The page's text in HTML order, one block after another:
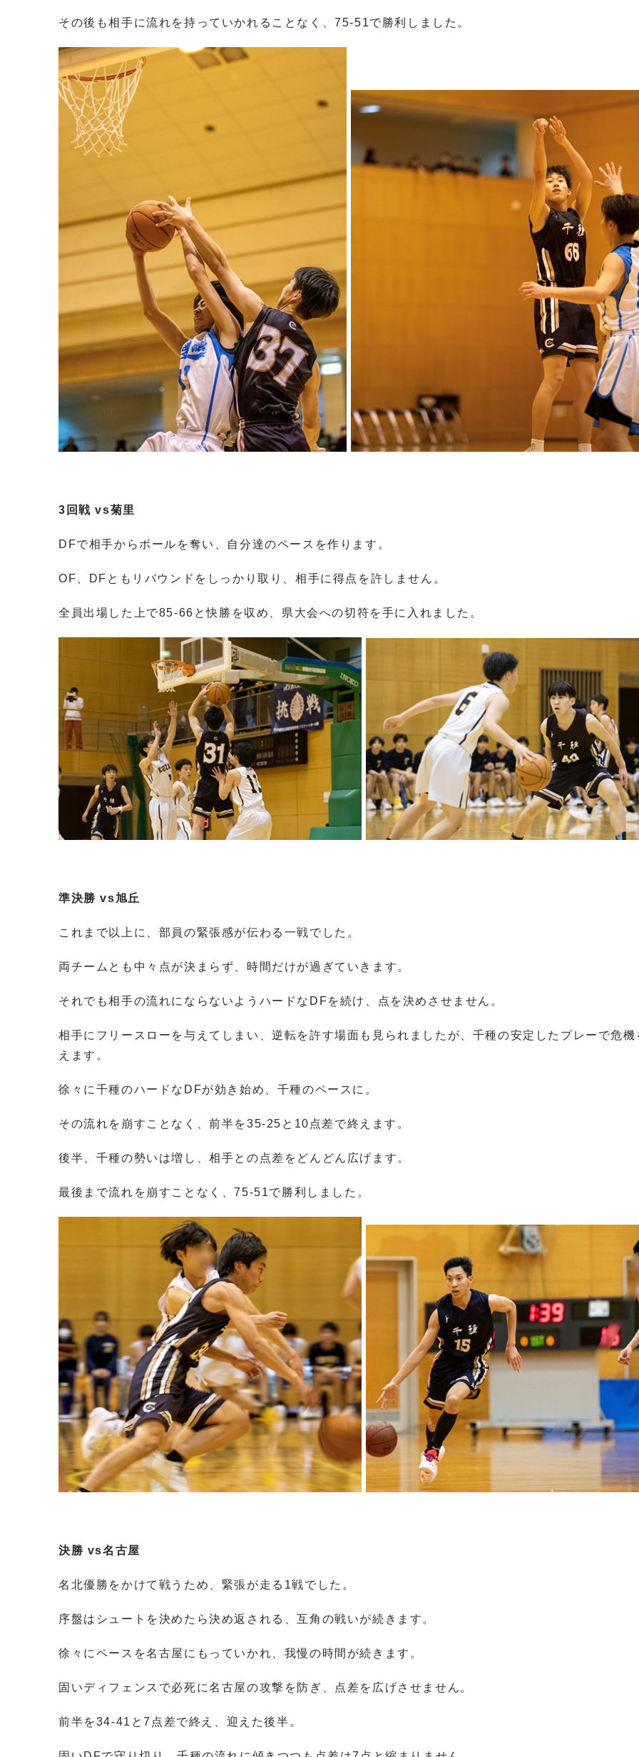
その後も相手に流れを持っていかれることなく、75-51で勝利しました。
3回戦 vs菊里
DFで相手からボールを奪い、自分達のペースを作ります。
OF、DFともリバウンドをしっかり取り、相手に得点を許しません。
全員出場した上で85-66と快勝を収め、県大会への切符を手に入れました。
準決勝 vs旭丘
これまで以上に、部員の緊張感が伝わる一戦でした。
両チームとも中々点が決まらず、時間だけが過ぎていきます。
それでも相手の流れにならないようハードなDFを続け、点を決めさせません。
相手にフリースローを与えてしまい、逆転を許す場面も見られましたが、千種の安定したプレーで危機
えます。
徐々に千種のハードなDFが効き始め、千種のペースに。
その流れを崩すことなく、前半を35-25と10点差で終えます。
後半、千種の勢いは増し、相手との点差をどんどん広げます。
最後まで流れを崩すことなく、75-51で勝利しました。
決勝 vs名古屋
名北優勝をかけて戦うため、緊張が走る1戦でした。
序盤はシュートを決めたら決め返される、互角の戦いが続きます。
徐々にペースを名古屋にもっていかれ、我慢の時間が続きます。
固いディフェンスで必死に名古屋の攻撃を防ぎ、点差を広げさせません。
前半を34-41と7点差で終え、迎えた後半。